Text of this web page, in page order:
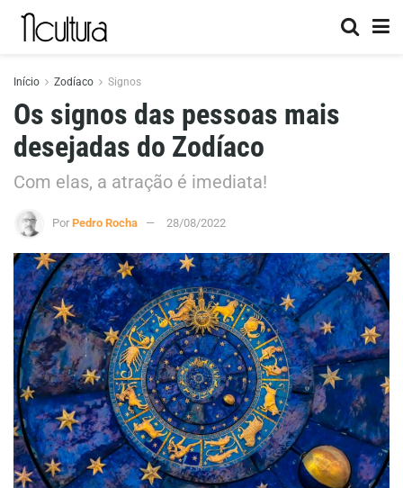
Início Zodíaco Signos
Os signos das pessoas mais
desejadas do Zodíaco
Com elas, a atração é imediata!
Por Pedro Rocha 28/08/2022